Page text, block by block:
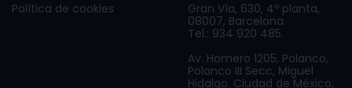
Política de cookies
Gran Vía, 630, 4º planta,
08007, Barcelona.
Tel.: 934 920 485.
Av. Homero 1205, Polanco,
Polanco III Secc, Miguel
Hidalgo. Ciudad de México,